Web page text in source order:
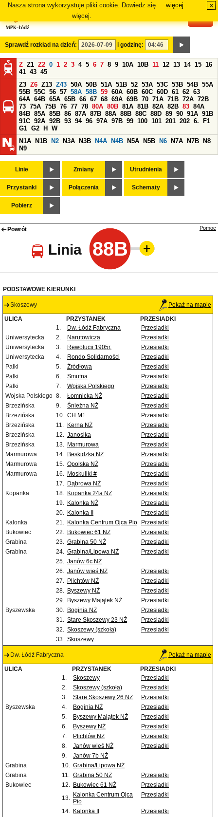
Nasza strona wykorzystuje pliki cookie. Dowiedz się
więcej.
więcej x
Sprawdź rozkład na dzień: i godzinę:
Z Z1 Z2 0 1 2 3 4 5 6 7 8 9 10A 10B 11 12 13 14 15 16
41 43 45
Z3 Z6 Z13 Z43 50A 50B 51A 51B 52 53A 53C 53B 54B 55A
55B 55C 56 57 58A 58B 59 60A 60B 60C 60D 61 62 63
64A 64B 65A 65B 66 67 68 69A 69B 70 71A 71B 72A 72B
73 75A 75B 76 77 78 80A 80B 81A 81B 82A 82B 83 84A
84B 85A 85B 86 87A 87B 88A 88B 88C 88D 89 90 91A 91B
91C 92A 92B 93 94 96 97A 97B 99 100 101 201 202 6.
F1
G1 G2 H
W
N1A
N1B N2 N3A N3B N4A N4B N5A N5B N6 N7A N7B
N8
N9
Linie Zmiany Utrudnienia
Przystanki Połączenia Schematy
Pobierz
Powrót
Linia 88B
Pomoc
PODSTAWOWE KIERUNKI
Skoszewy Pokaż na mapie
ULICA PRZYSTANEK
PRZESIADKI
1.
Dw. Łódź Fabryczna
Przesiadki
Uniwersytecka
2. Narutowicza
Przesiadki
Uniwersytecka
3. Rewolucji 1905r.
Przesiadki
Uniwersytecka
4. Rondo Solidarności
Przesiadki
Palki
5. Źródłowa
Przesiadki
Palki
6. Smutna
Przesiadki
Palki
7. Wojska Polskiego
Przesiadki
Wojska Polskiego 8. Łomnicka NŻ
Przesiadki
Brzezińska
9. Śnieżna NŻ
Przesiadki
Brzezińska
10. CH M1
Przesiadki
Brzezińska
11. Kerna NŻ
Przesiadki
Brzezińska
12. Janosika
Przesiadki
Brzezińska
13. Marmurowa
Przesiadki
Marmurowa
14. Beskidzka NŻ
Przesiadki
Marmurowa
15. Opolska NŻ
Przesiadki
Marmurowa
16. Moskuliki #
Przesiadki
17. Dąbrowa NŻ
Przesiadki
Kopanka
18. Kopanka 24a NŻ
Przesiadki
19. Kalonka NŻ
Przesiadki
20. Kalonka II
Przesiadki
Kalonka
21. Kalonka Centrum Ojca Pio
Przesiadki
Bukowiec
22. Bukowiec 61 NŻ
Przesiadki
Grabina
23. Grabina 50 NŻ
Przesiadki
Grabina
24. Grabina/Lipowa NŻ
Przesiadki
25. Janów 6c NŻ
26. Janów wieś NŻ
Przesiadki
27. Plichtów NŻ
Przesiadki
28. Byszewy NŻ
Przesiadki
29. Byszewy Majątek NŻ
Przesiadki
Byszewska
30. Boginia NŻ
Przesiadki
31. Stare Skoszewy 23 NŻ
Przesiadki
32. Skoszewy (szkoła)
Przesiadki
33. Skoszewy
Dw. Łódź Fabryczna Pokaż na mapie
ULICA PRZYSTANEK
PRZESIADKI
1.
Skoszewy
Przesiadki
2.
Skoszewy (szkoła)
Przesiadki
3.
Stare Skoszewy 26 NŻ
Przesiadki
Byszewska
4. Boginia NŻ
Przesiadki
5.
Byszewy Majątek NŻ
Przesiadki
6.
Byszewy NŻ
Przesiadki
7.
Plichtów NŻ
Przesiadki
8.
Janów wieś NŻ
Przesiadki
9.
Janów 7b NŻ
Grabina
10. Grabina/Lipowa NŻ
Grabina
11. Grabina 50 NŻ
Przesiadki
Bukowiec
12. Bukowiec 61 NŻ
Przesiadki
13. Kalonka Centrum Ojca
Pio
Przesiadki
14. Kalonka II
Przesiadki